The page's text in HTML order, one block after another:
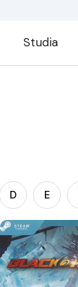
Studia
D E